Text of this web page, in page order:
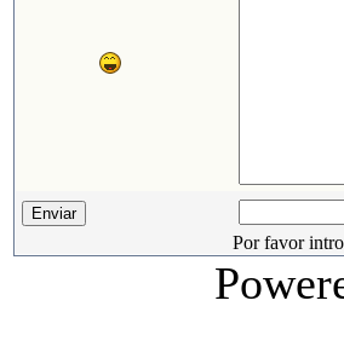
Por favor